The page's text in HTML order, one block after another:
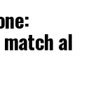
al